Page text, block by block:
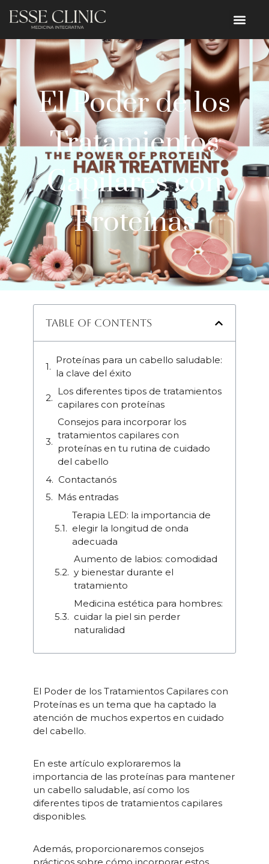
El Poder de los
Tratamientos
Capilares con
Proteínas
Table of Contents
Proteínas para un cabello saludable:
la clave del éxito
Los diferentes tipos de tratamientos
capilares con proteínas
Consejos para incorporar los
tratamientos capilares con
proteínas en tu rutina de cuidado
del cabello
Contactanós
Más entradas
Terapia LED: la importancia de
elegir la longitud de onda
adecuada
Aumento de labios: comodidad
y bienestar durante el
tratamiento
Medicina estética para hombres:
cuidar la piel sin perder
naturalidad
El Poder de los Tratamientos Capilares con
Proteínas es un tema que ha captado la
atención de muchos expertos en cuidado
del cabello.
En este artículo exploraremos la
importancia de las proteínas para mantener
un cabello saludable, así como los
diferentes tipos de tratamientos capilares
disponibles.
Además, proporcionaremos consejos